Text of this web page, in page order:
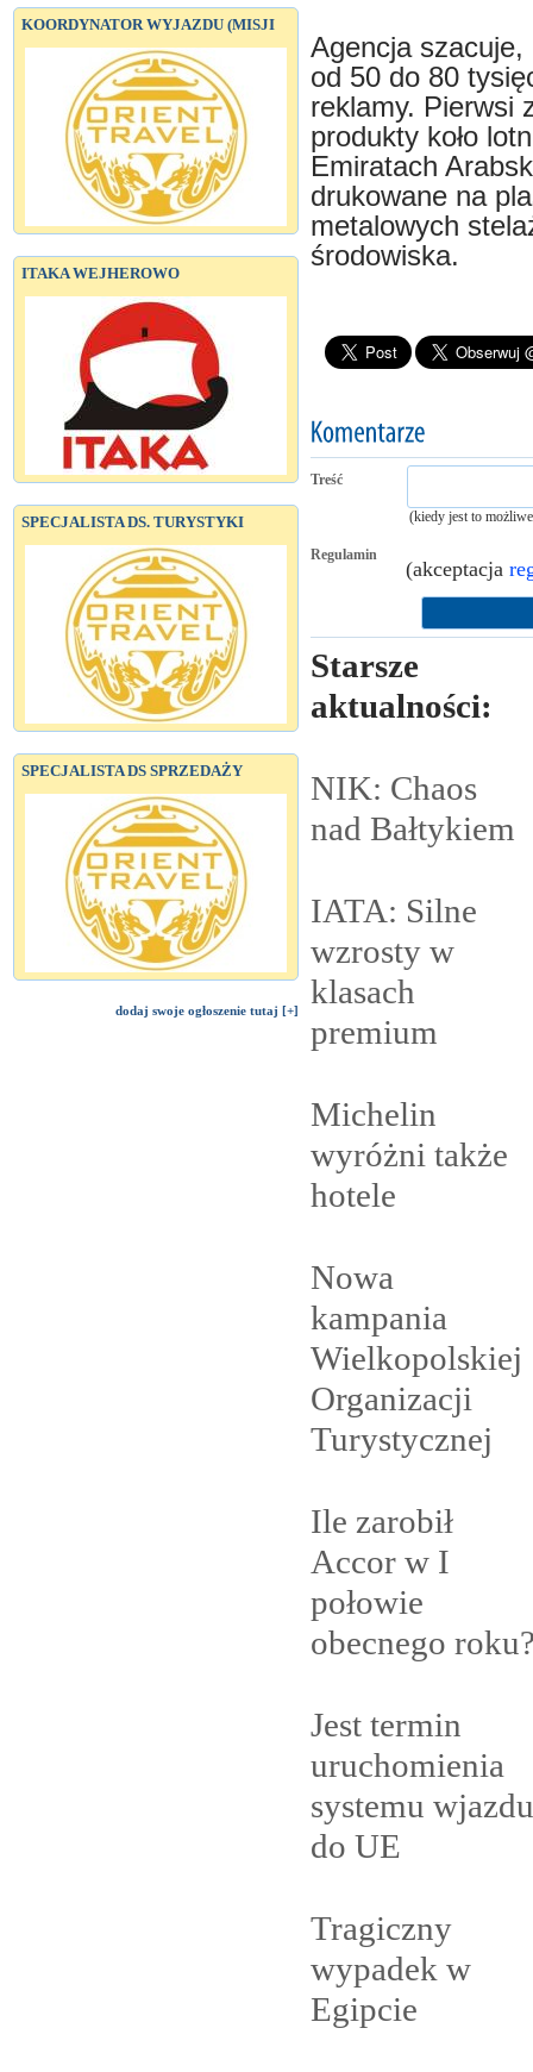
KOORDYNATOR WYJAZDU (MISJI
ITAKA WEJHEROWO
SPECJALISTA DS. TURYSTYKI
SPECJALISTA DS SPRZEDAŻY
dodaj swoje ogłoszenie tutaj [+]
Agencja szacuje,
od 50 do 80
reklamy. Pierwsi
produkty koło
Emiratach
drukowane na
metalowych
środowiska.
Treść
(kiedy jest to
Regulamin
(akceptacja
Starsze
aktualności:
NIK: Chaos
nad Bałtykiem
IATA: Silne
wzrosty w
klasach
premium
Michelin
wyróżni także
hotele
Nowa
kampania
Wielkopolskiej
Organizacji
Turystycznej
Ile zarobił
Accor w I
połowie
obecnego
Jest termin
uruchomienia
systemu wjazdu
do UE
Tragiczny
wypadek w
Egipcie